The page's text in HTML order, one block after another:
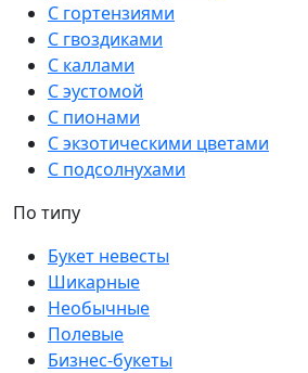
С гортензиями
С гвоздиками
С каллами
С эустомой
С пионами
С экзотическими цветами
С подсолнухами
По типу
Букет невесты
Шикарные
Необычные
Полевые
Бизнес-букеты